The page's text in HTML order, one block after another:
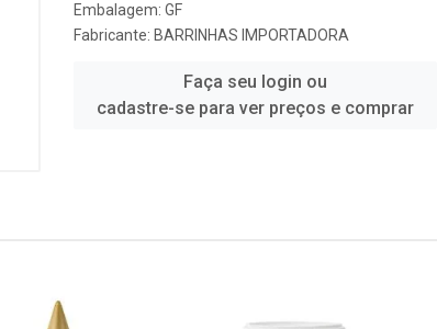
Embalagem: GF
Fabricante: BARRINHAS IMPORTADORA
Faça seu login ou
cadastre-se para ver preços e comprar